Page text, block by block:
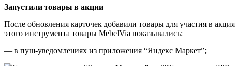
Запустили товары в акции
После обновления карточек добавили товары для участия в
этого инструмента товары MebelVia показывались:
— в пуш-уведомлениях из приложения “Яндекс Маркет”;